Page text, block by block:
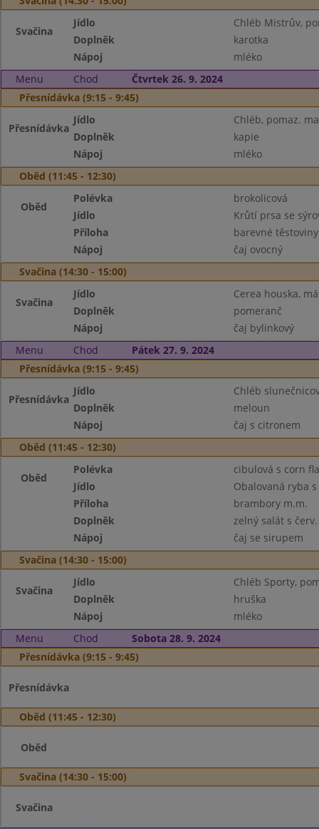
Svačina
Jídlo
Chléb Mistrův,
Doplněk
karotka
Nápoj
mléko
Menu
Chod
Čtvrtek 26. 9. 2024
Přesnídávka (9:15 - 9:45)
Přesnídávka
Jídlo
Chléb, pomaz.
Doplněk
kapie
Nápoj
mléko
Oběd (11:45 - 12:30)
Oběd
Polévka
brokolicová
Jídlo
Krůtí prsa se
Příloha
barevné těstoviny
Nápoj
čaj ovocný
Svačina (14:30 - 15:00)
Svačina
Jídlo
Cerea houska,
Doplněk
pomeranč
Nápoj
čaj bylinkový
Menu
Chod
Pátek 27. 9. 2024
Přesnídávka (9:15 - 9:45)
Přesnídávka
Jídlo
Chléb
Doplněk
meloun
Nápoj
čaj s citronem
Oběd (11:45 - 12:30)
Oběd
Polévka
cibulová s corn
Jídlo
Obalovaná ryba
Příloha
brambory m.m.
Doplněk
zelný salát s
Nápoj
čaj se sirupem
Svačina (14:30 - 15:00)
Svačina
Jídlo
Chléb Sporty,
Doplněk
hruška
Nápoj
mléko
Menu
Chod
Sobota 28. 9. 2024
Přesnídávka (9:15 - 9:45)
Přesnídávka
Oběd (11:45 - 12:30)
Oběd
Svačina (14:30 - 15:00)
Svačina